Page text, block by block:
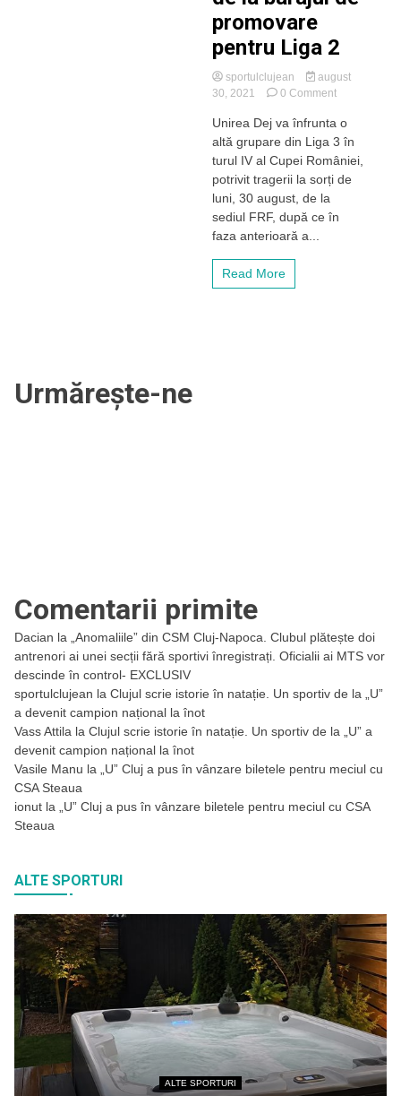
promovare
pentru Liga 2
sportulclujean
august
30, 2021
0 Commenton
Dej
se
întâlnește,
în
un
Unirea Dej va înfrunta o
altă grupare din Liga 3 în
turul IV al Cupei României,
potrivit tragerii la sorți de
luni, 30 august, de la
sediul FRF, după ce în
faza anterioară a...
Read More
Urmărește-ne
Comentarii primite
Dacian la
„Anomaliile” din CSM Cluj-Napoca. Clubul plătește doi
antrenori ai unei secții fără sportivi înregistrați. Oficialii ai MTS vor
descinde în control- EXCLUSIV
sportulclujean la Clujul scrie istorie în natație. Un sportiv de la „U”
a devenit campion național la înot
Vass Attila la Clujul scrie istorie în natație. Un sportiv de la „U” a
devenit campion național la înot
Vasile Manu la
„U” Cluj a pus în vânzare biletele pentru meciul cu
CSA Steaua
ionut la
„U” Cluj a pus în vânzare biletele pentru meciul cu CSA
Steaua
ALTE SPORTURI
ALTE SPORTURI